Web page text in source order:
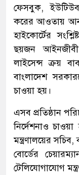
ফেসবুক,
করের আওতায়
হাইকোর্টের
ছয়জন
লাইসেন্স ক্রয়
বাংলাদেশ
চাওয়া হয়।
এসব প্রতিষ্ঠান
নির্দেশনাও
মন্ত্রণালয়ের
বোর্ডের
টেলিযোগাযোগ